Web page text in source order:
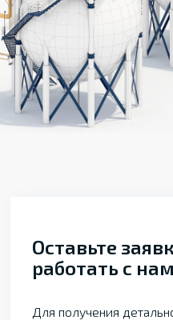
Оставьте
работать с
Для получения